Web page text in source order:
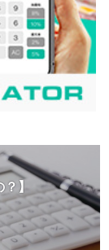
？】